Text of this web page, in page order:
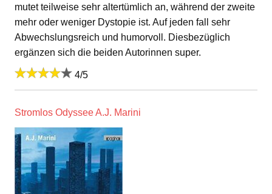
mutet teilweise sehr altertümlich an, während der zweite
mehr oder weniger Dystopie ist. Auf jeden fall sehr
Abwechslungsreich und humorvoll. Diesbezüglich
ergänzen sich die beiden Autorinnen super.
4/5
Stromlos Odyssee A.J. Marini